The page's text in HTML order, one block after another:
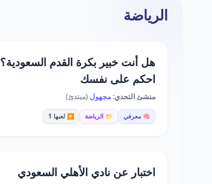
الرياضة
هل أنت خبير بكرة القدم السعودية؟
احكم على نفسك
منشئ التحدي:مجهول (مبتدئ)
🧠 معرفي 📁 الرياضة ▶️ لعبها 1
اختبار عن نادي الأهلي السعودي